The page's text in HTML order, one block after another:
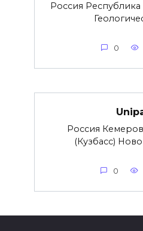
Россия
0
Россия
(Кузбасс)
0